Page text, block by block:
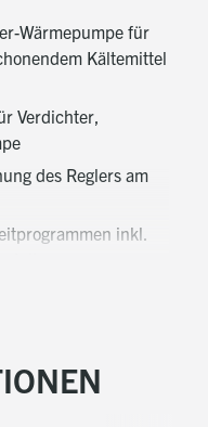
Wärmepumpe für
Kältemittel
Verdichter,
des Reglers am
inkl.
und
Hardware